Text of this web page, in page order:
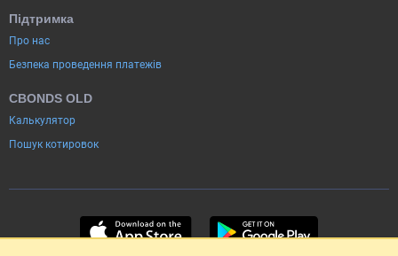
Підтримка
Про нас
Безпека проведення платежів
CBONDS OLD
Калькулятор
Пошук котировок